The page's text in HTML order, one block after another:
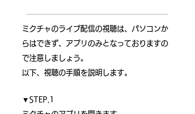
ミクチャのライブ配信の視聴は、パソコンか
らはできず、アプリのみとなっておりますの
で注意しましょう。
以下、視聴の手順を説明します。
▼STEP.1